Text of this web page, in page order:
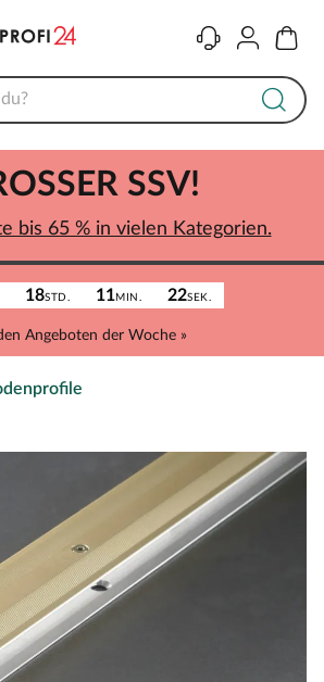
KontaktKonto
18STD. 11MIN. 22SEK.
Angeboten der Woche »
SSV!
bis 65 % in vielen Kategorien.